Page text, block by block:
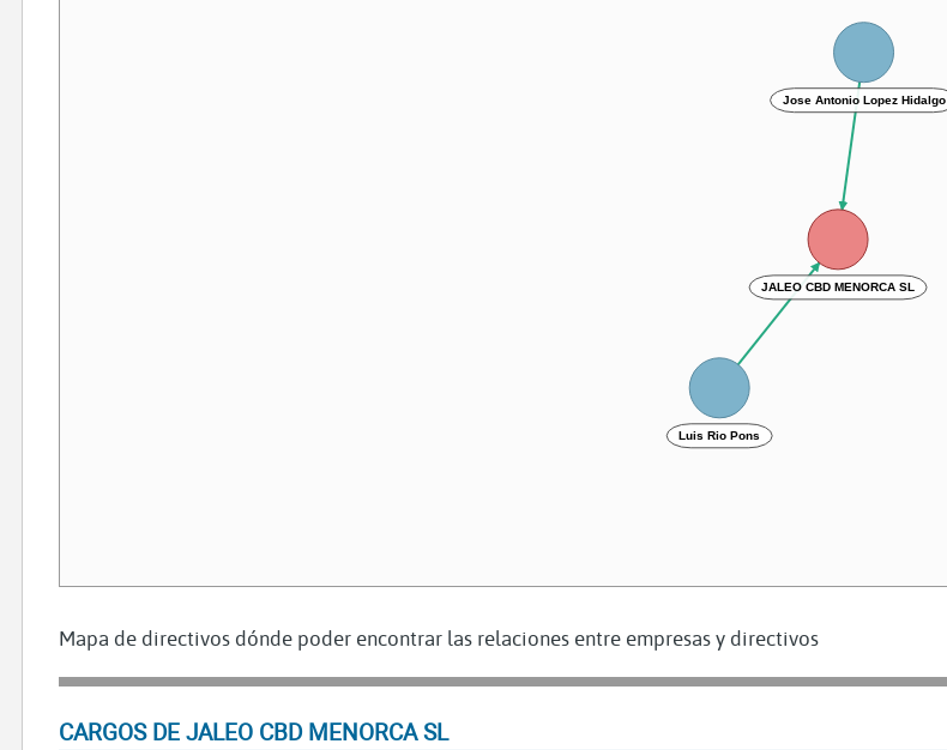
JALEO CBD MENORCA SL
Luis Rio Pons
Jose Antonio Lopez Hidalgo
Mapa de directivos dónde poder encontrar las relaciones entre empresas y directivos
CARGOS DE JALEO CBD MENORCA SL